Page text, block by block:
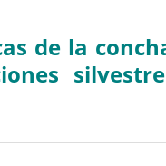
de la